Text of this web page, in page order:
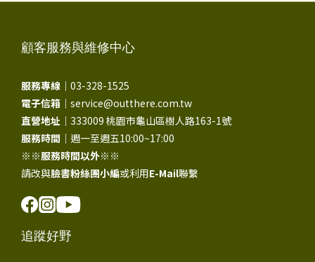
顧客服務與維修中心
服務專線｜ 03-328-1525
電子信箱｜ service@outthere.com.tw
直營地址｜ 333009 桃園市龜山區樹人路163-1號
服務時間｜ 週一至週五10:00~17:00
※※服務時間以外※※
請改與臉書粉絲團小編或利用E-Mail聯繫
追蹤好野